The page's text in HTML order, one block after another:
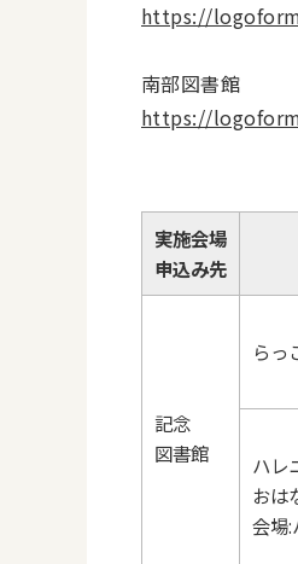
https://
南部図書館
https://
実施会場
申込み先
記念
図書館
らっ
ハレ
おは
会場: